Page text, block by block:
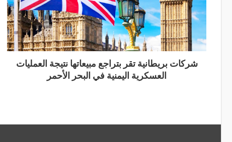
شركات بريطانية تقر بتراجع مبيعاتها نتيجة العمليات
العسكرية اليمنية في البحر الأحمر